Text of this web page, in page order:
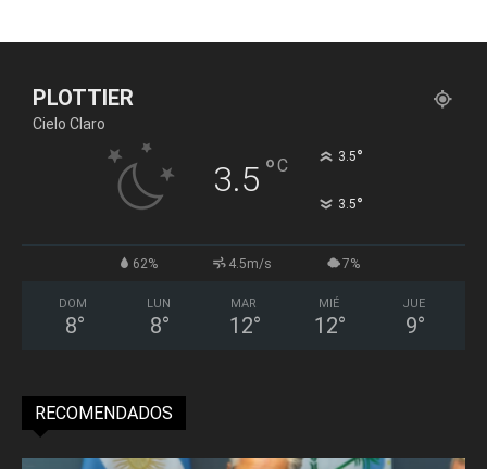
PLOTTIER
Cielo Claro
3.5 °C 3.5°
3.5°
62% 4.5m/s 7%
DOM
8°
LUN
8°
MAR
12°
MIÉ
12°
JUE
9°
RECOMENDADOS